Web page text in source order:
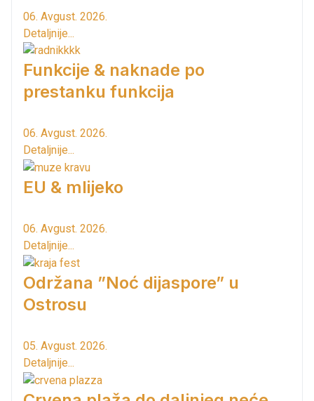
06. Avgust. 2026.
Detaljnije...
Funkcije & naknade po
prestanku funkcija
06. Avgust. 2026.
Detaljnije...
EU & mlijeko
06. Avgust. 2026.
Detaljnije...
Održana ”Noć dijaspore” u
Ostrosu
05. Avgust. 2026.
Detaljnije...